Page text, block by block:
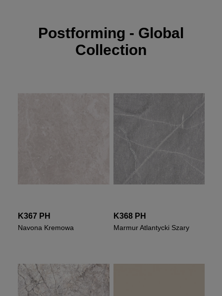
Postforming - Global
Collection
K367 PH
Navona Kremowa
K368 PH
Marmur Atlantycki Szary